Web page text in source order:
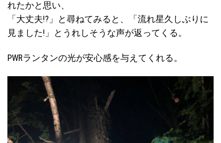
れたかと思い、
「大丈夫!?」と尋ねてみると、「流れ星久しぶりに
見ました!」とうれしそうな声が返ってくる。
PWRランタンの光が安心感を与えてくれる。